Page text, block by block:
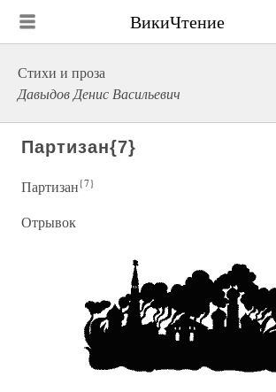
ВикиЧтение
Стихи и проза
Давыдов Денис Васильевич
Партизан{7}
Партизан{7}
Отрывок